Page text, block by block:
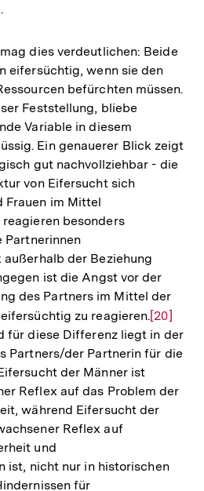
dies verdeutlichen: Beide
eifersüchtig, wenn sie den
befürchten müssen.
Feststellung, bliebe
Variable in diesem
Ein genauerer Blick zeigt
gut nachvollziehbar - die
von Eifersucht sich
Frauen im Mittel
besonders
Partnerinnen
der Beziehung
ist die Angst vor der
des Partners im Mittel der
zu reagieren.Zur
der
[20]
für diese Differenz liegt in der
Partners/der Partnerin für die
der Männer ist
Reflex auf das Problem der
während Eifersucht der
Reflex auf
und
ist, nicht nur in historischen
für